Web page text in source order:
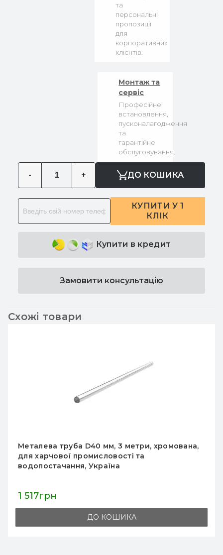
та
персональні
пропозиції
для
корпоративних
клієнтів.
Монтаж та
сервіс
Професійне
встановлення,
пусконалагодження
та
гарантійне
обслуговування.
- + ДО КОШИКА
КУПИТИ У 1
КЛІК
Купити в кредит
Замовити консультацію
Схожі товари
Кутовий металевий стовпчик 1060 мм, хром,
для огородження та розділення простору в
магазині, стійка для супермаркету, Україна
3 335грн
ДО КОШИКА